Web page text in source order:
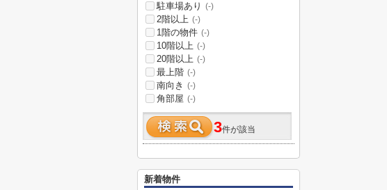
駐車場あり (-)
2階以上 (-)
1階の物件 (-)
10階以上 (-)
20階以上 (-)
最上階 (-)
南向き (-)
角部屋 (-)
3件が該当
新着物件